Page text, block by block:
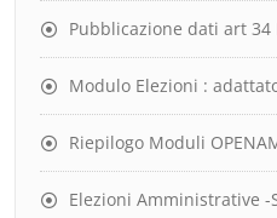
Pubblicazione dati art 34
Modulo Elezioni :
Riepilogo Moduli
Elezioni Amministrative -